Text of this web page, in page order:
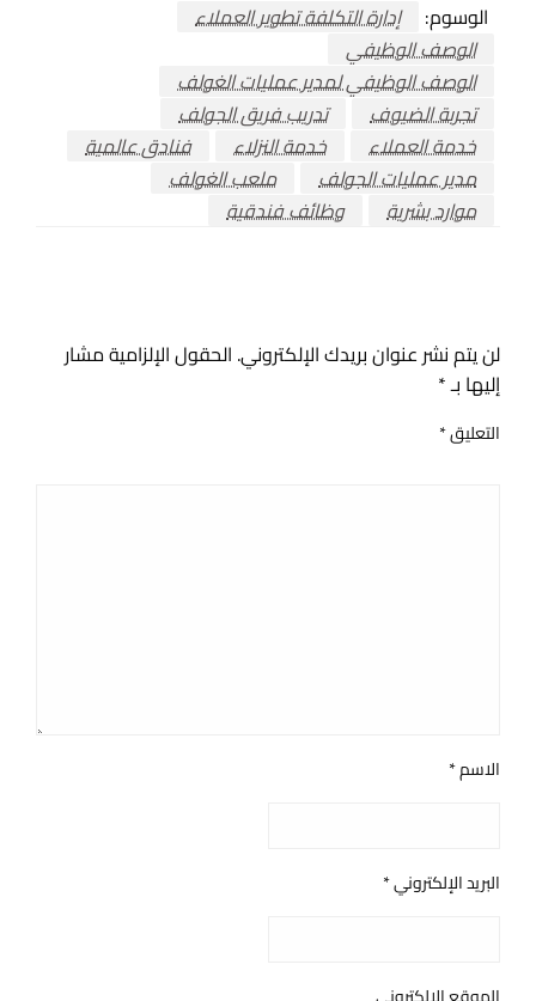
الوسوم:
إدارة التكلفة تطوير العملاء
الوصف الوظيفي
الوصف الوظيفي لمدير عمليات الغولف
تجربة الضيوف
تدريب فريق الجولف
خدمة العملاء
خدمة النزلاء
فنادق عالمية
مدير عمليات الجولف
ملعب الغولف
موارد بشرية
وظائف فندقية
لن يتم نشر عنوان بريدك الإلكتروني. الحقول الإلزامية مشار
إليها بـ*
التعليق*
الاسم*
البريد الإلكتروني*